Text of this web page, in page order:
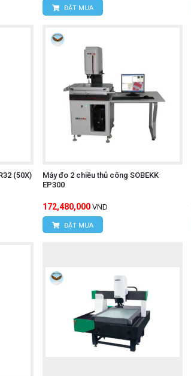
ĐẶT MUA
(50X)
Máy đo 2 chiều thủ công SOBEKK
EP300
172,480,000 VND
ĐẶT MUA